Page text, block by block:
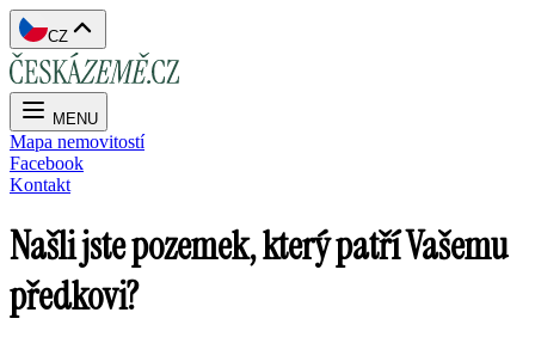
CZ
MENU
Mapa nemovitostí
Facebook
Kontakt
Našli jste pozemek, který patří Vašemu
předkovi?